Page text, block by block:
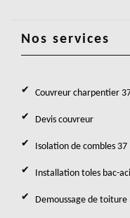
Nos services
Couvreur charpentier
Devis couvreur
Isolation de combles 37
Installation toles bac-
Demoussage de toiture